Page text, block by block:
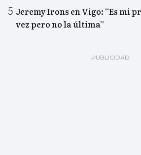
Jeremy Irons en Vigo: “Es mi
vez pero no la última”